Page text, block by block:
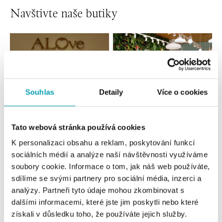
Souhlas Detaily Více o cookies
Tato webová stránka používá cookies
K personalizaci obsahu a reklam, poskytování funkcí
sociálních médií a analýze naší návštěvnosti využíváme
soubory cookie. Informace o tom, jak náš web používáte,
sdílíme se svými partnery pro sociální média, inzerci a
analýzy. Partneři tyto údaje mohou zkombinovat s
dalšími informacemi, které jste jim poskytli nebo které
získali v důsledku toho, že používáte jejich služby.
Navštivte naše butiky
Všechny Česko Slovensko
ALOve OC Nový Smíchov, Praha 5
Plzeňská 8, 150 00 Praha 5 - Anděl
tel.: +420736509250
zítra otevřeno od 09:00